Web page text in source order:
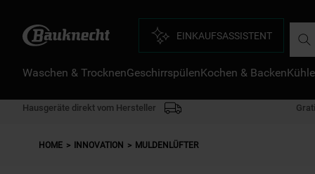
EINKAUFSASSISTENT
Waschen & TrocknenGeschirrspülenKochen & Backen
Hausgeräte direkt vom Hersteller
HOME INNOVATION MULDENLÜFTER
2.